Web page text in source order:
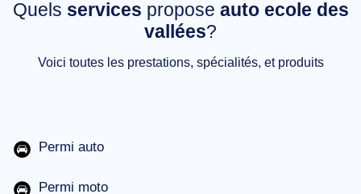
Quels services propose auto ecole des
vallées?
Voici toutes les prestations, spécialités, et produits
Permi auto
Permi moto